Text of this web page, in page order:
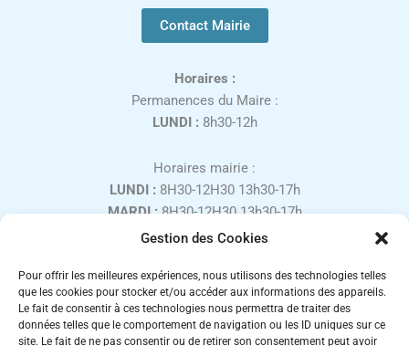
Gestion des Cookies
Pour offrir les meilleures expériences, nous utilisons des technologies telles
que les cookies pour stocker et/ou accéder aux informations des appareils.
Le fait de consentir à ces technologies nous permettra de traiter des
données telles que le comportement de navigation ou les ID uniques sur ce
site. Le fait de ne pas consentir ou de retirer son consentement peut avoir
Contact Mairie
Horaires :
Permanences du Maire :
LUNDI : 8h30-12h
Horaires mairie :
LUNDI : 8H30-12H30 13h30-17h
MARDI :8H30-12H30 13h30-17h
MERCREDI :8H30-12H30
VENDREDI :8H30-12H30 13h30-16h
SAMEDI :9H00-12H00, uniquement sur rendez-vous
Fermé les week-ends et jours fériés.